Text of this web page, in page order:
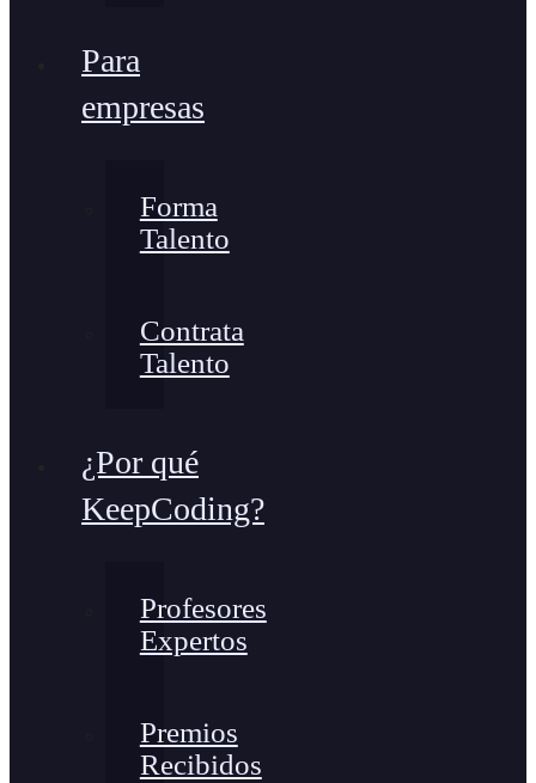
Para
empresas
Forma
Talento
Contrata
Talento
¿Por qué
KeepCoding?
Profesores
Expertos
Premios
Recibidos